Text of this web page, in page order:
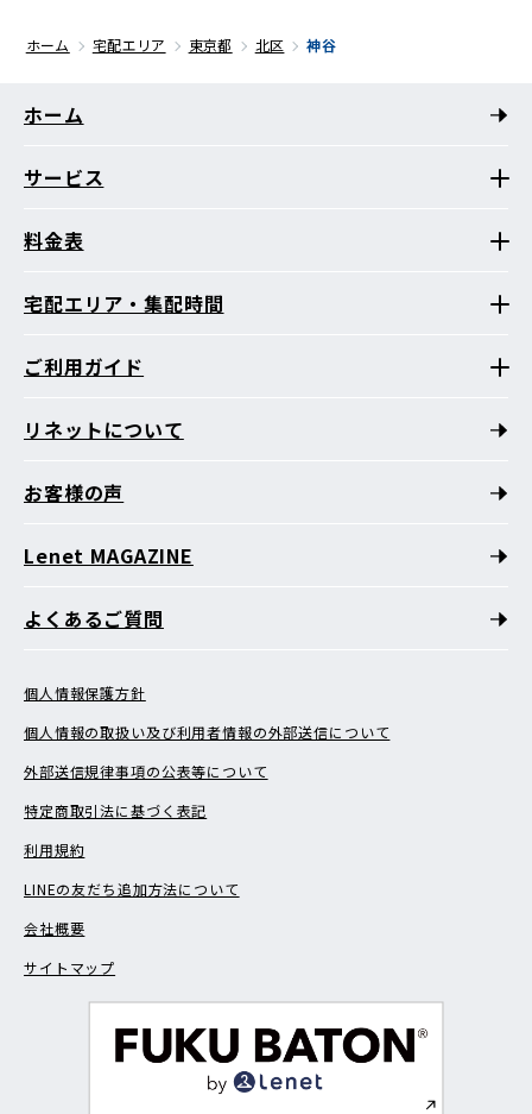
ホーム 宅配エリア 東京都 北区 神谷
ホーム
サービス
料金表
宅配エリア・集配時間
ご利用ガイド
リネットについて
お客様の声
Lenet MAGAZINE
よくあるご質問
個人情報保護方針
個人情報の取扱い及び利用者情報の外部送信について
外部送信規律事項の公表等について
特定商取引法に基づく表記
利用規約
LINEの友だち追加方法について
会社概要
サイトマップ